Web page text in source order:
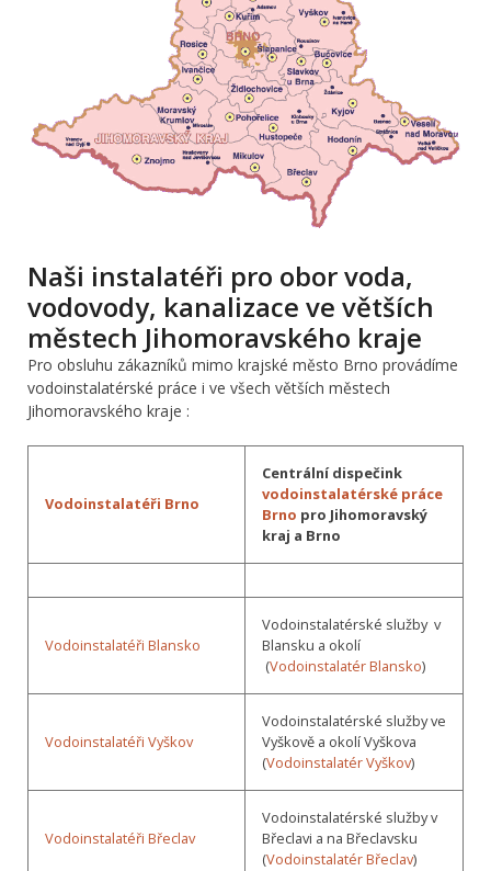
Naši instalatéři pro obor voda,
vodovody, kanalizace ve větších
městech Jihomoravského kraje
Pro obsluhu zákazníků mimo krajské město Brno provádíme
vodoinstalatérské práce i ve všech větších městech
Jihomoravského kraje :
Vodoinstalatéři Brno
Centrální dispečink
vodoinstalatérské práce
Brno pro Jihomoravský
kraj a Brno
Vodoinstalatéři Blansko
Vodoinstalatérské služby v
Blansku a okolí
(Vodoinstalatér Blansko)
Vodoinstalatéři Vyškov
Vodoinstalatérské služby ve
Vyškově a okolí Vyškova
(Vodoinstalatér Vyškov)
Vodoinstalatéři Břeclav
Vodoinstalatérské služby v
Břeclavi a na Břeclavsku
(Vodoinstalatér Břeclav)